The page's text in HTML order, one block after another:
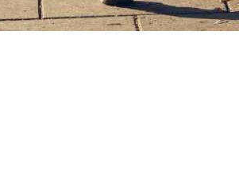
do školy: Tipy a
rodiče